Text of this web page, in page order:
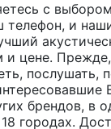
с
телефон, и
и цене.
послушать,
брендов, в
городах.